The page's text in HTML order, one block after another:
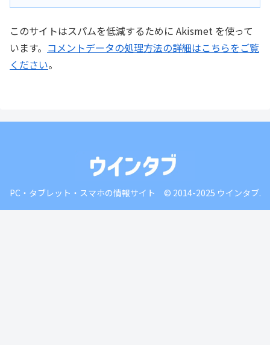
このサイトはスパムを低減するために Akismet を使って
います。 コメントデータの処理方法の詳細はこちらをご覧
ください。
PC・タブレット・スマホの情報サイト © 2014-2025 ウインタブ.